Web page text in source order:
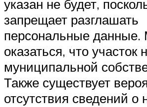
указан не будет,
запрещает разглашать
персональные данные.
оказаться, что участок
муниципальной
Также существует
отсутствия сведений